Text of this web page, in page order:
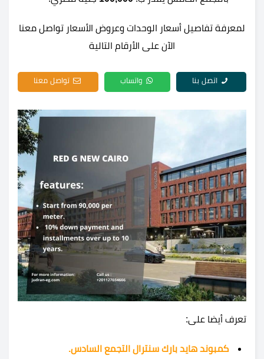
لمعرفة تفاصيل أسعار الوحدات وعروض الأسعار تواصل معنا
الآن على الأرقام التالية
اتصل بنا واتساب تواصل معنا
تعرف أيضا على:
كمبوند هايد بارك سنترال التجمع السادس.